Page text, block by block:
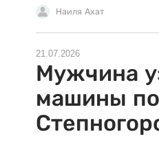
Наиля Ахат
21.07.2026
Мужчина
машины